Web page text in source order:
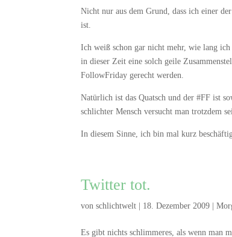
Nicht nur aus dem Grund, dass ich einer
ist.
Ich weiß schon gar nicht mehr, wie lang
in dieser Zeit eine solch geile
FollowFriday gerecht werden.
Natürlich ist das Quatsch und der #FF ist
schlichter Mensch versucht man trotzdem
In diesem Sinne, ich bin mal kurz
Twitter tot.
vonschlichtwelt 18. Dezember 2009 |
Es gibt nichts schlimmeres, als wenn man